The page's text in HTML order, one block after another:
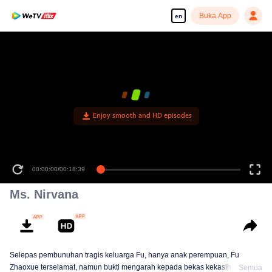
en Buka App
Enjoy smooth and HD episodes
00:00:00/00:18:39
Ms. Nirvana
Selepas pembunuhan tragis keluarga Fu, hanya anak perempuan, Fu
Zhaoxue terselamat, namun bukti mengarah kepada bekas kekasihnya, Gu
Semua